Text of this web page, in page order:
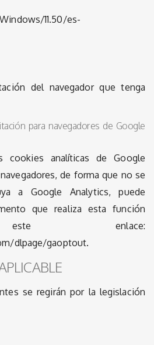
11.50/es-
del navegador que tenga
para navegadores de Google
cookies analíticas de Google
de forma que no se
a Google Analytics, puede
que realiza esta función
enlace:
dlpage/gaoptout.
se regirán por la legislación